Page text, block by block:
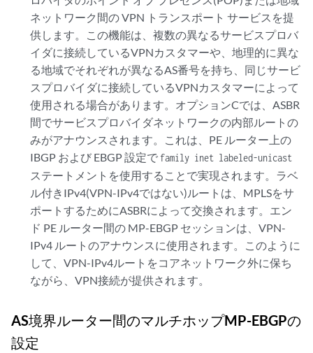
ネットワーク間の VPN トランスポート サービスを提
供します。この機能は、複数の異なるサービスプロバ
イダに接続しているVPNカスタマーや、地理的に異な
る地域でそれぞれが異なるAS番号を持ち、同じサービ
スプロバイダに接続しているVPNカスタマーによって
使用される場合があります。オプションCでは、ASBR
間でサービスプロバイダネットワークの内部ルートの
みがアナウンスされます。これは、PE ルーター上の
IBGP および EBGP 設定で family inet labeled-unicast
ステートメントを使用することで実現されます。ラベ
ル付きIPv4(VPN-IPv4ではない)ルートは、MPLSをサ
ポートするためにASBRによって交換されます。エン
ド PE ルーター間の MP-EBGP セッションは、VPN-
IPv4 ルートのアナウンスに使用されます。このように
して、VPN-IPv4ルートをコアネットワーク外に保ち
ながら、VPN接続が提供されます。
AS境界ルーター間のマルチホップMP-EBGPの
設定